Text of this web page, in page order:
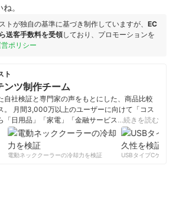
。
トが独自の基準に基づき制作していますが、 EC
送客手数料を受領しており、プロモーションを
ポリシー
ト
ンツ制作チーム
自社検証と専門家の声をもとにした、商品比較
。 月間3,000万以上のユーザーに向けて「コス
「日用品」「家電」「金融サービス」まで、ベ
品を選んでもらうために、毎日コンテンツを制
テンツ制作チームのプロフィール
…続きを読む
電動ネッククーラーの冷却力を検証
USBタイプCケーブル